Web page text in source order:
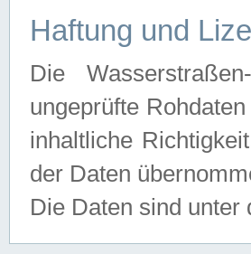
Haftung und
Die
ungeprüfte
inhaltliche
der Daten
Die Daten sind unter